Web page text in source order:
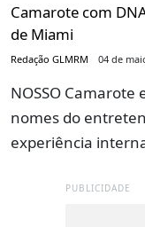
Camarote com
de Miami
Redação GLMRM 04 de
NOSSO Camarote
nomes do
experiência
PUBLICIDADE